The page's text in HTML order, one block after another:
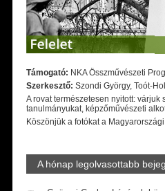
Támogató: NKA Összművészeti
Szerkesztő: Szondi György, Toót-
A rovat természetesen nyitott: várjuk
tanulmányukat, képzőművészeti
Köszönjük a fotókat a
A hónap legolvasottabb